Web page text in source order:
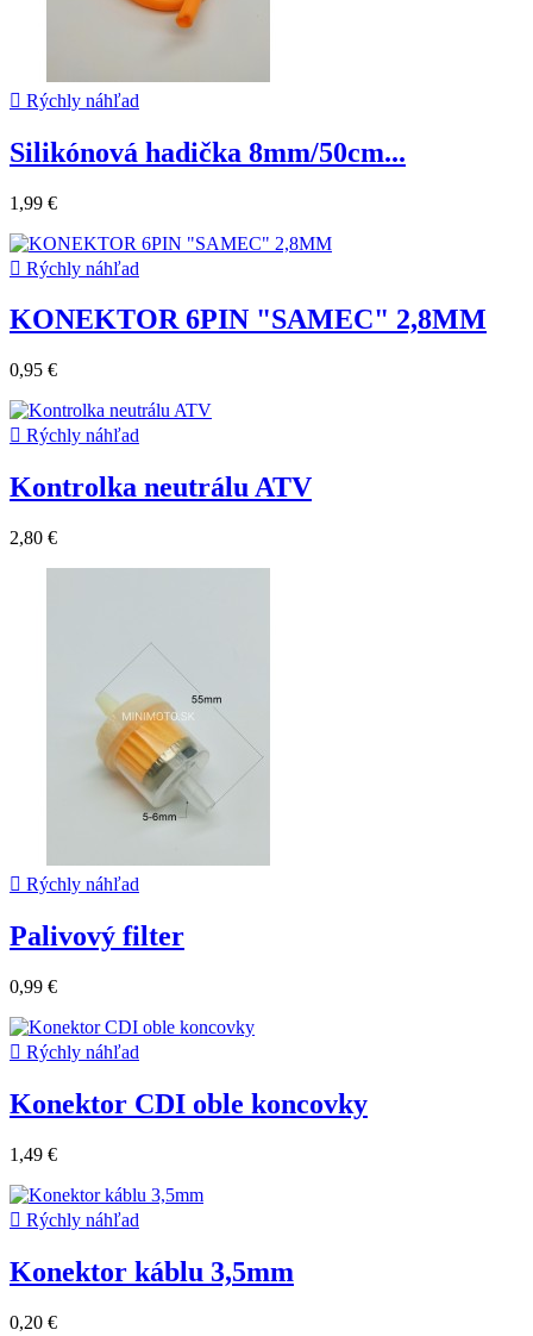
 Rýchly náhľad
Silikónová hadička 8mm/50cm...
1,99 €
 Rýchly náhľad
KONEKTOR 6PIN "SAMEC" 2,8MM
0,95 €
 Rýchly náhľad
Kontrolka neutrálu ATV
2,80 €
 Rýchly náhľad
Palivový filter
0,99 €
 Rýchly náhľad
Konektor CDI oble koncovky
1,49 €
 Rýchly náhľad
Konektor káblu 3,5mm
0,20 €